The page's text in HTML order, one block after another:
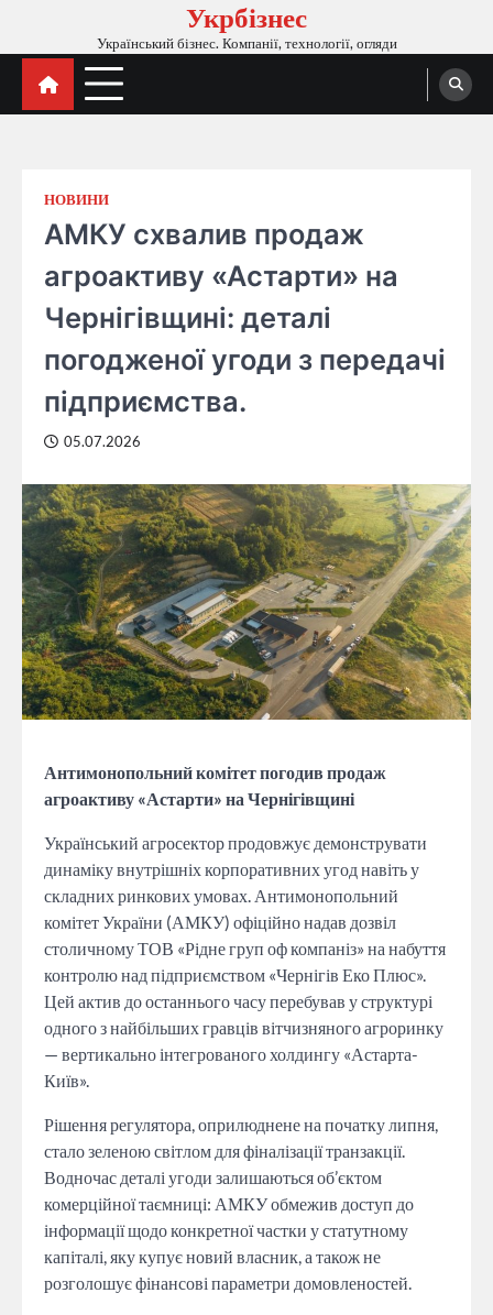
вмісту
Укрбізнес
Український бізнес. Компанії, технології, огляди
НОВИНИ
АМКУ схвалив продаж
агроактиву «Астарти» на
Чернігівщині: деталі
погодженої угоди з передачі
підприємства.
05.07.2026
Антимонопольний комітет погодив продаж
агроактиву «Астарти» на Чернігівщині
Український агросектор продовжує демонструвати
динаміку внутрішніх корпоративних угод навіть у
складних ринкових умовах. Антимонопольний
комітет України (АМКУ) офіційно надав дозвіл
столичному ТОВ «Рідне груп оф компаніз» на набуття
контролю над підприємством «Чернігів Еко Плюс».
Цей актив до останнього часу перебував у структурі
одного з найбільших гравців вітчизняного агроринку
— вертикально інтегрованого холдингу «Астарта-
Київ».
Рішення регулятора, оприлюднене на початку липня,
стало зеленою світлом для фіналізації транзакції.
Водночас деталі угоди залишаються об’єктом
комерційної таємниці: АМКУ обмежив доступ до
інформації щодо конкретної частки у статутному
капіталі, яку купує новий власник, а також не
розголошує фінансові параметри домовленостей.